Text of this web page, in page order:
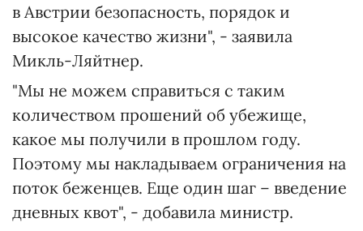
в Австрии безопасность, порядок и
высокое качество жизни", - заявила
Микль-Ляйтнер.
"Мы не можем справиться с таким
количеством прошений об убежище,
какое мы получили в прошлом году.
Поэтому мы накладываем ограничения на
поток беженцев. Еще один шаг – введение
дневных квот", - добавила министр.